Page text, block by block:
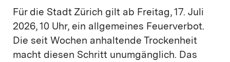
Für die Stadt Zürich gilt ab Freitag, 17. Juli
2026, 10 Uhr, ein allgemeines Feuerverbot.
Die seit Wochen anhaltende Trockenheit
macht diesen Schritt unumgänglich. Das